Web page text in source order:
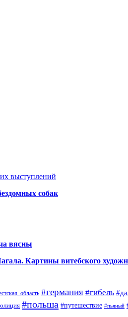
выступлений
собак
вясны
Картины витебского
#германия #гибель
#польша #путешествие #пьяный